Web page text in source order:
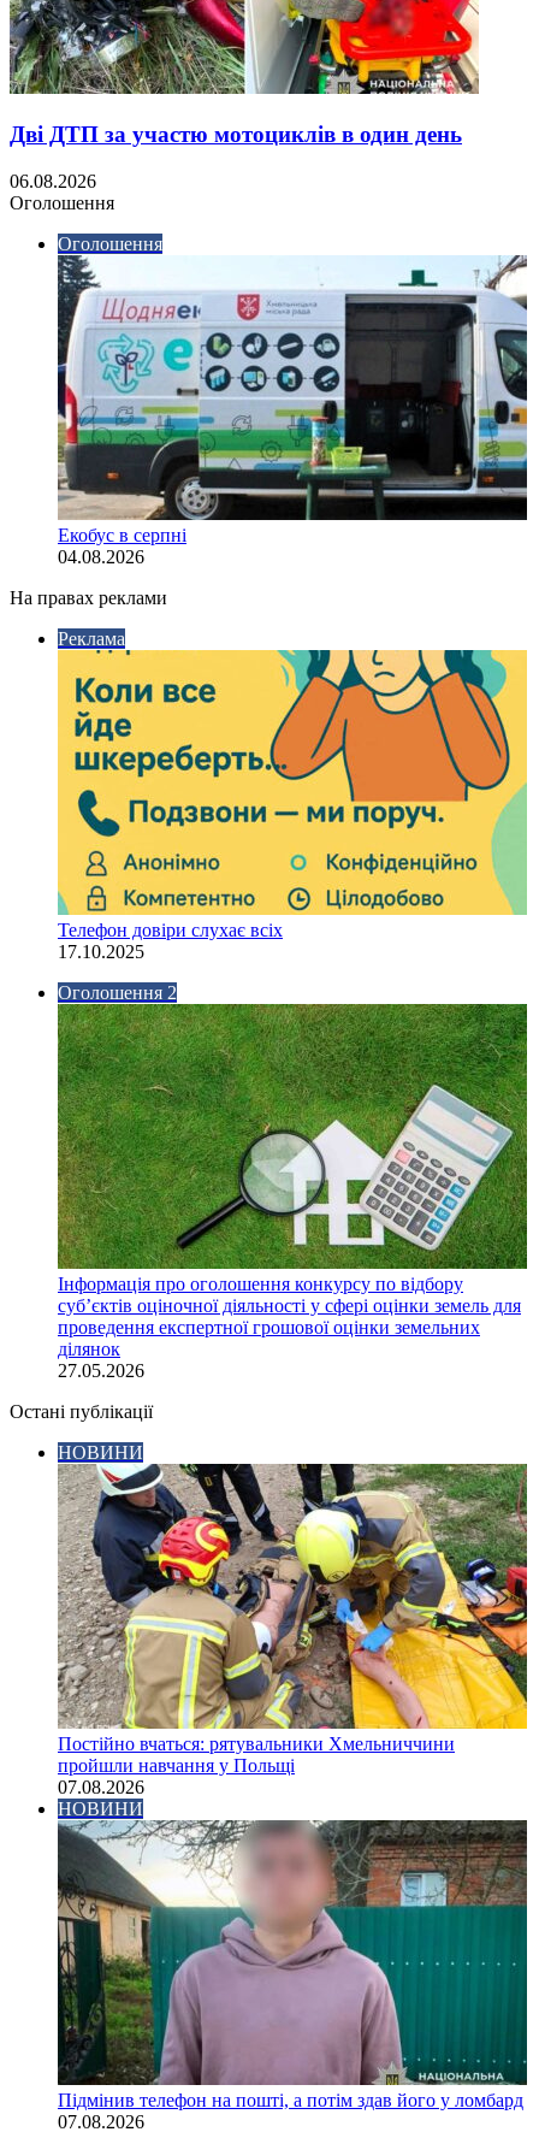
Дві ДТП за участю мотоциклів в один день
06.08.2026
Оголошення
Оголошення
Екобус в серпні
04.08.2026
На правах реклами
Реклама
Телефон довіри слухає всіх
17.10.2025
Оголошення 2
Інформація про оголошення конкурсу по відбору
суб’єктів оціночної діяльності у сфері оцінки земель для
проведення експертної грошової оцінки земельних
ділянок
27.05.2026
Остані публікації
НОВИНИ
Постійно вчаться: рятувальники Хмельниччини
пройшли навчання у Польщі
07.08.2026
НОВИНИ
Підмінив телефон на пошті, а потім здав його у ломбард
07.08.2026